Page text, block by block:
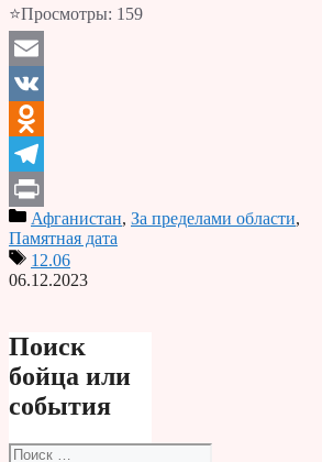
⭐Просмотры: 159
Email
VK
Odnoklassniki
Telegram
PrintАфганистан, За пределами области,
Памятная дата
12.06
06.12.2023
Поиск
бойца или
события
Поиск: